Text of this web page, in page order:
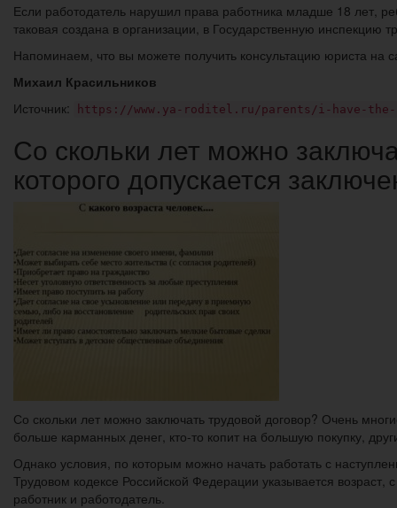
Если работодатель нарушил права работника младше 18 лет,
таковая создана в организации, в Государственную инспекцию
Напоминаем, что вы можете получить консультацию юриста
Михаил Красильников
Источник:
https://www.ya-roditel.ru/parents/i-have-
Со скольки лет можно
которого допускается
Со скольки лет можно заключать трудовой договор? Очень
больше карманных денег, кто-то копит на большую покупку,
Однако условия, по которым можно начать работать с
Трудовом кодексе Российской Федерации указывается возраст,
работник и работодатель.